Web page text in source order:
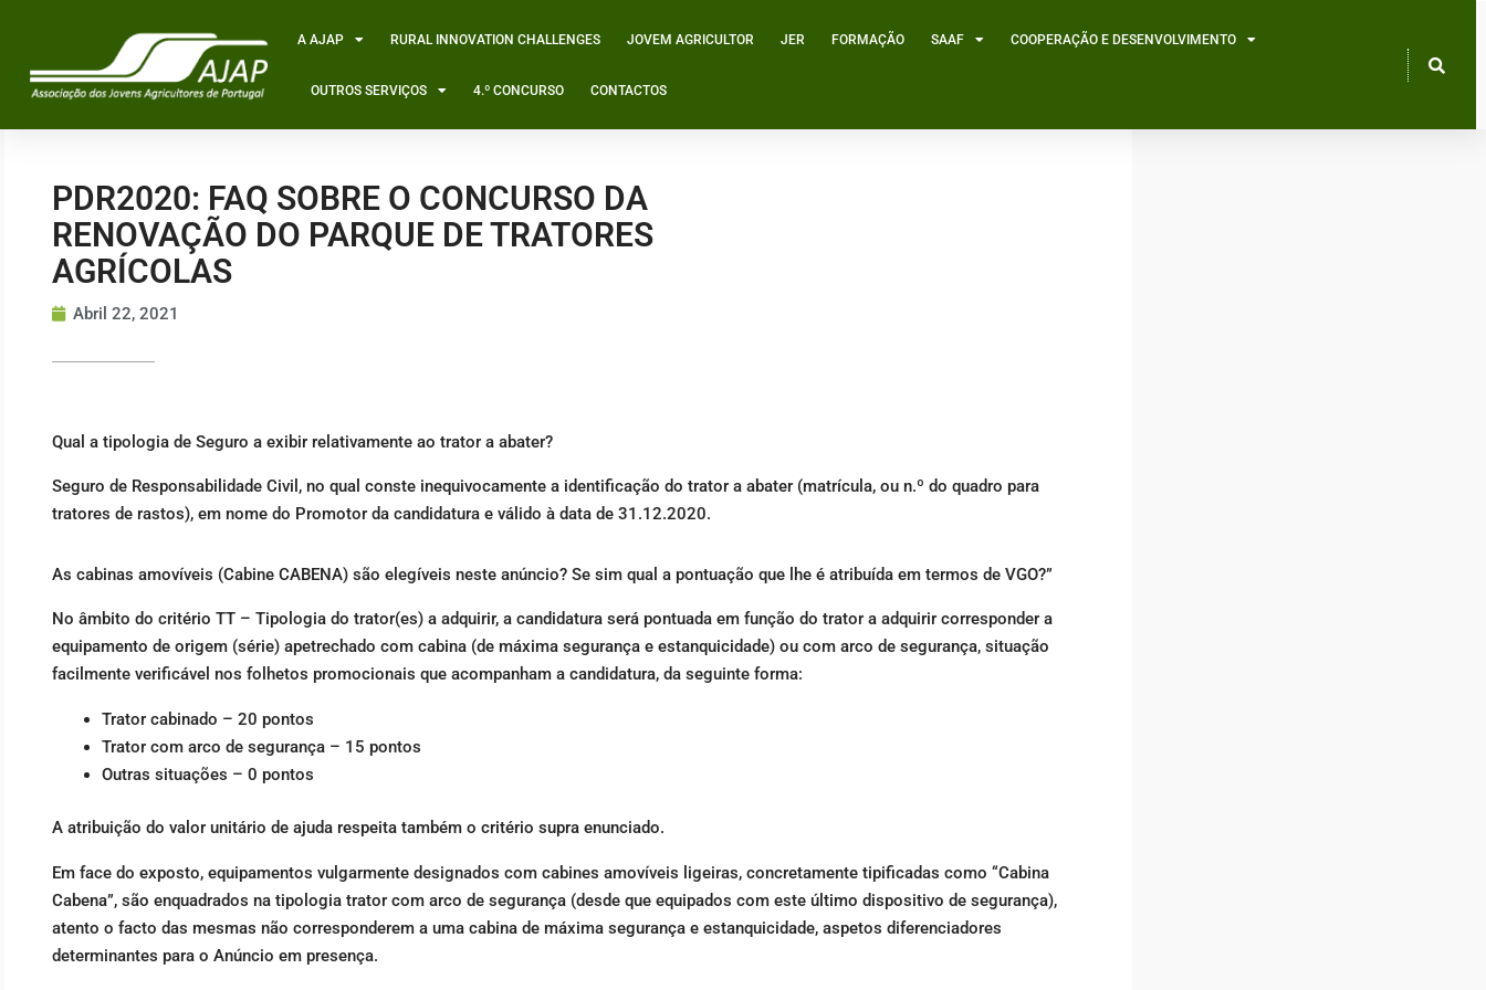
content
A AJAP RURAL INNOVATION CHALLENGES JOVEM AGRICULTOR JER FORMAÇÃO SAAF COOPERAÇÃO E DESENVOLVIMENTO
OUTROS SERVIÇOS 4.º CONCURSO CONTACTOS
PDR2020: FAQ SOBRE O CONCURSO DA
RENOVAÇÃO DO PARQUE DE TRATORES
AGRÍCOLAS
Abril 22, 2021
Qual a tipologia de Seguro a exibir relativamente ao trator a abater?
Seguro de Responsabilidade Civil, no qual conste inequivocamente a identificação do trator a abater (matrícula, ou n.º do quadro para
tratores de rastos), em nome do Promotor da candidatura e válido à data de 31.12.2020.
As cabinas amovíveis (Cabine CABENA) são elegíveis neste anúncio? Se sim qual a pontuação que lhe é atribuída em termos de VGO?”
No âmbito do critério TT – Tipologia do trator(es) a adquirir, a candidatura será pontuada em função do trator a adquirir corresponder a
equipamento de origem (série) apetrechado com cabina (de máxima segurança e estanquicidade) ou com arco de segurança, situação
facilmente verificável nos folhetos promocionais que acompanham a candidatura, da seguinte forma:
Trator cabinado – 20 pontos
Trator com arco de segurança – 15 pontos
Outras situações – 0 pontos
A atribuição do valor unitário de ajuda respeita também o critério supra enunciado.
Em face do exposto, equipamentos vulgarmente designados com cabines amovíveis ligeiras, concretamente tipificadas como “Cabina
Cabena”, são enquadrados na tipologia trator com arco de segurança (desde que equipados com este último dispositivo de segurança),
atento o facto das mesmas não corresponderem a uma cabina de máxima segurança e estanquicidade, aspetos diferenciadores
determinantes para o Anúncio em presença.